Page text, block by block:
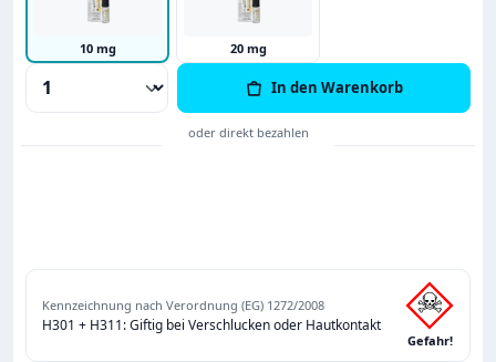
10 mg 20 mg
Produkt Anzahl: Gib den gewünschten
In den Warenkorb
Kennzeichnung nach Verordnung (EG) 1272/2008
H301 + H311: Giftig bei Verschlucken oder Hautkontakt
Gefahr!